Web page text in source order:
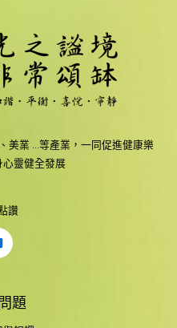
美業 …等產業，一同促進健康樂
靈健全發展
讚
題